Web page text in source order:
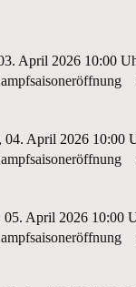
April 2026 10:00
04. April 2026 10:00
05. April 2026 10:00